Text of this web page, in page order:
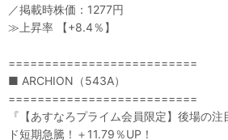
／掲載時株価：1277円
≫上昇率 【+8.4％】
==========================
■ ARCHION（543A）
==========================
『【あすなろプライム会員限定】後場の注
ド短期急騰！＋11.79％UP！